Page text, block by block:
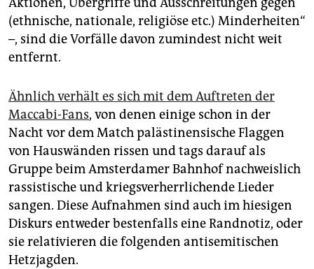
(ethnische, nationale, religiöse etc.) Minderheiten“
–, sind die Vorfälle davon zumindest nicht weit
entfernt.
Ähnlich verhält es sich mit dem Auftreten der
Maccabi-Fans, von denen einige schon in der
Nacht vor dem Match palästinensische Flaggen
von Hauswänden rissen und tags darauf als
Gruppe beim Amsterdamer Bahnhof nachweislich
rassistische und kriegsverherrlichende Lieder
sangen. Diese Aufnahmen sind auch im hiesigen
Diskurs entweder bestenfalls eine Randnotiz, oder
sie relativieren die folgenden antisemitischen
Hetzjagden.